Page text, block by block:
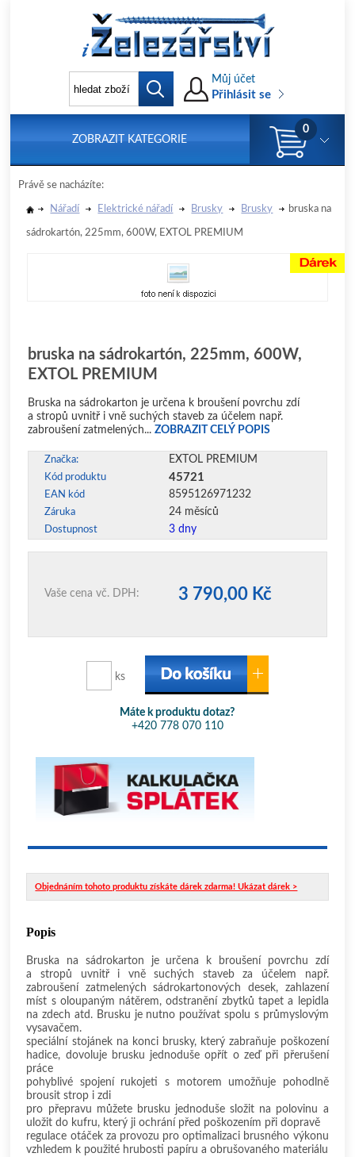
Můj účet
Přihlásit se
ZOBRAZIT KATEGORIE
0
Právě se nacházíte:
Nářadí Elektrické nářadí Brusky Brusky bruska na
sádrokartón, 225mm, 600W, EXTOL PREMIUM
bruska na sádrokartón, 225mm, 600W,
EXTOL PREMIUM
Bruska na sádrokarton je určena k broušení povrchu zdí
a stropů uvnitř i vně suchých staveb za účelem např.
zabroušení zatmelených... ZOBRAZIT CELÝ POPIS
Značka: EXTOL PREMIUM
Kód produktu 45721
EAN kód 8595126971232
Záruka 24 měsíců
Dostupnost 3 dny
Vaše cena vč. DPH: 3 790,00 Kč
ks
Máte k produktu dotaz?
+420 778 070 110
Objednáním tohoto produktu získáte dárek zdarma! Ukázat dárek >
Popis
Bruska na sádrokarton je určena k broušení povrchu zdí
a stropů uvnitř i vně suchých staveb za účelem např.
zabroušení zatmelených sádrokartonových desek, zahlazení
míst s oloupaným nátěrem, odstranění zbytků tapet a lepidla
na zdech atd. Brusku je nutno používat spolu s průmyslovým
vysavačem.
speciální stojánek na konci brusky, který zabraňuje poškození
hadice, dovoluje brusku jednoduše opřít o zeď při přerušení
práce
pohyblivé spojení rukojeti s motorem umožňuje pohodlně
brousit strop i zdi
pro přepravu můžete brusku jednoduše složit na polovinu a
uložit do kufru, který ji ochrání před poškozením při dopravě
regulace otáček za provozu pro optimalizaci brusného výkonu
vzhledem k použité hrubosti papíru a obrušovaného materiálu